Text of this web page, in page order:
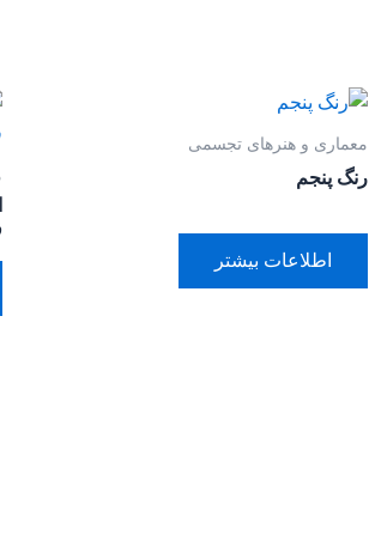
معماری و هنرهای تجسمی
رنگ پنجم
اطلاعات بیشتر